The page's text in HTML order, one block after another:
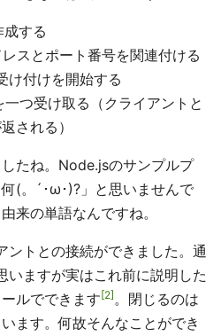
する
スとポート番号を関連付ける
け付けを開始する
つ受け取る（クライアントと
される）
たね。Node.jsのサンプルプ
(。´･ω･)?」と思いませんで
来の単語なんですね。
ントとの接続ができました。通
いますが実はこれ前に説明した
ルでできます 2 。閉じるのは
ます。何故そんなことができ